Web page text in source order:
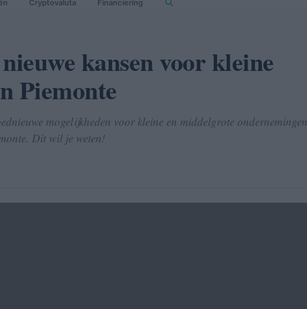
Cryptovaluta Financiering
kansen voor kleine
Piemonte
mogelijkheden voor kleine en middelgrote ondernemingen
Dit wil je weten!